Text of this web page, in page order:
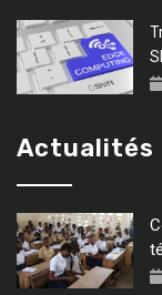
Actualités